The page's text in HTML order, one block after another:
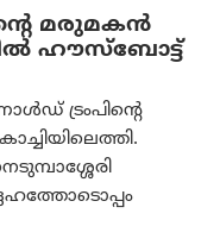
മരുമകൻ
ഹൗസ്ബോട്ട്
ട്രംപിന്റെ